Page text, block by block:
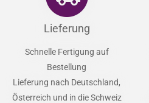
Lieferung
Schnelle Fertigung auf
Bestellung
Lieferung nach Deutschland,
Österreich und in die Schweiz